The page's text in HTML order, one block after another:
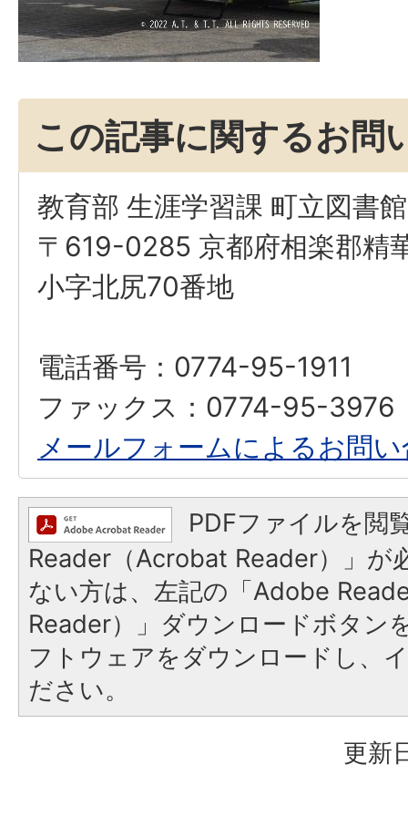
この記事に関するお問
教育部 生涯学習課 町立図書
〒619-0285 京都府相楽郡精
小字北尻70番地
電話番号：0774-95-1911
ファックス：0774-95-3976
メールフォームによるお問
PDFファイルを閲
Reader（Acrobat Reader）」が
ない方は、左記の「Adobe
Reader）」ダウンロードボタン
フトウェアをダウンロードし、
ださい。
更新